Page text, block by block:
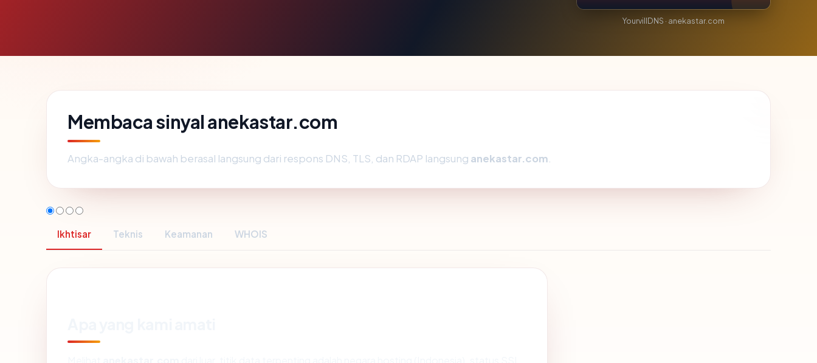
YourvillDNS · anekastar.com
Membaca sinyal anekastar.com
Angka-angka di bawah berasal langsung dari respons DNS, TLS, dan RDAP langsung anekastar.com
Ikhtisar Teknis Keamanan WHOIS